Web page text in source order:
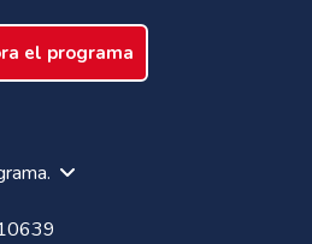
el programa